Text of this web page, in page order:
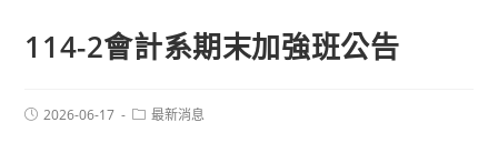
114-2會計系期末加強班公告
2026-06-17 最新消息